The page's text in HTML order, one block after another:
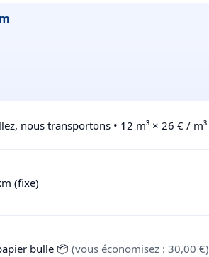
nous transportons • 12 m³ × 26 € / m³
(fixe)
bulle 📦 (vous économisez : 30,00 €)